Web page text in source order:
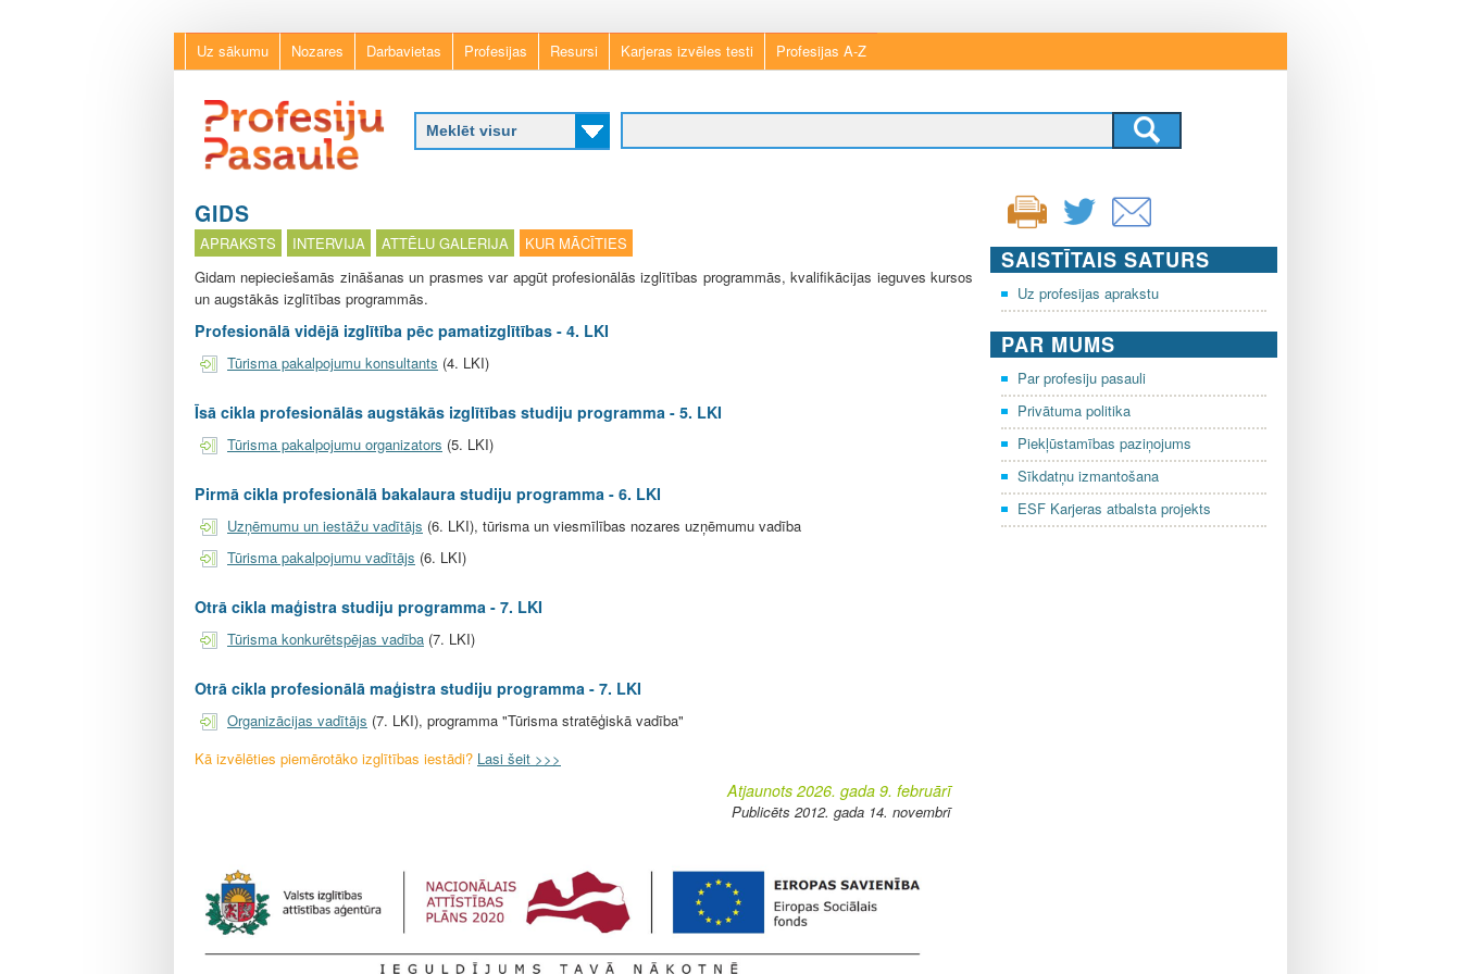
Skip
to
Uz sākumu Nozares Darbavietas Profesijas Resursi Karjeras izvēles testi Profesijas A-Z
r
o
f
e
s
i
j
u
a
s
a
l
e
GIDS
APRAKSTS INTERVIJA ATTĒLU GALERIJA
KUR MĀCĪTIES
Gidam nepieciešamās zināšanas un prasmes var apgūt profesionālās izglītības programmās, kvalifikācijas ieguves kursos
un augstākās izglītības programmās.
Profesionālā vidējā izglītība pēc pamatizglītības - 4. LKI
Tūrisma pakalpojumu konsultants (4. LKI)
Īsā cikla profesionālās augstākās izglītības studiju programma - 5. LKI
Tūrisma pakalpojumu organizators (5. LKI)
Pirmā cikla profesionālā bakalaura studiju programma - 6. LKI
Uzņēmumu un iestāžu vadītājs (6. LKI), tūrisma un viesmīlības nozares uzņēmumu vadība
Tūrisma pakalpojumu vadītājs (6. LKI)
Otrā cikla maģistra studiju programma - 7. LKI
Tūrisma konkurētspējas vadība (7. LKI)
Otrā cikla profesionālā maģistra studiju programma - 7. LKI
Organizācijas vadītājs (7. LKI), programma "Tūrisma stratēģiskā vadība"
Kā izvēlēties piemērotāko izglītības iestādi? Lasi šeit >>>
Atjaunots 2026. gada 9. februārī
Publicēts 2012. gada 14. novembrī
SAISTĪTAIS SATURS
Uz profesijas aprakstu
PAR MUMS
Par profesiju pasauli
Privātuma politika
Piekļūstamības paziņojums
Sīkdatņu izmantošana
ESF Karjeras atbalsta projekts